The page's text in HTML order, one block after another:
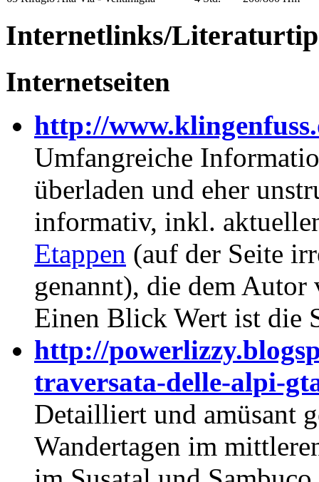
Internetlinks/
Internetseiten
http://
Umfangreiche
überladen und eher
informativ, inkl.
Etappen (auf der Seite
genannt), die dem Autor
Einen Blick Wert ist die
http://
traversata-delle-alpi-
Detailliert und amüsant
Wandertagen im